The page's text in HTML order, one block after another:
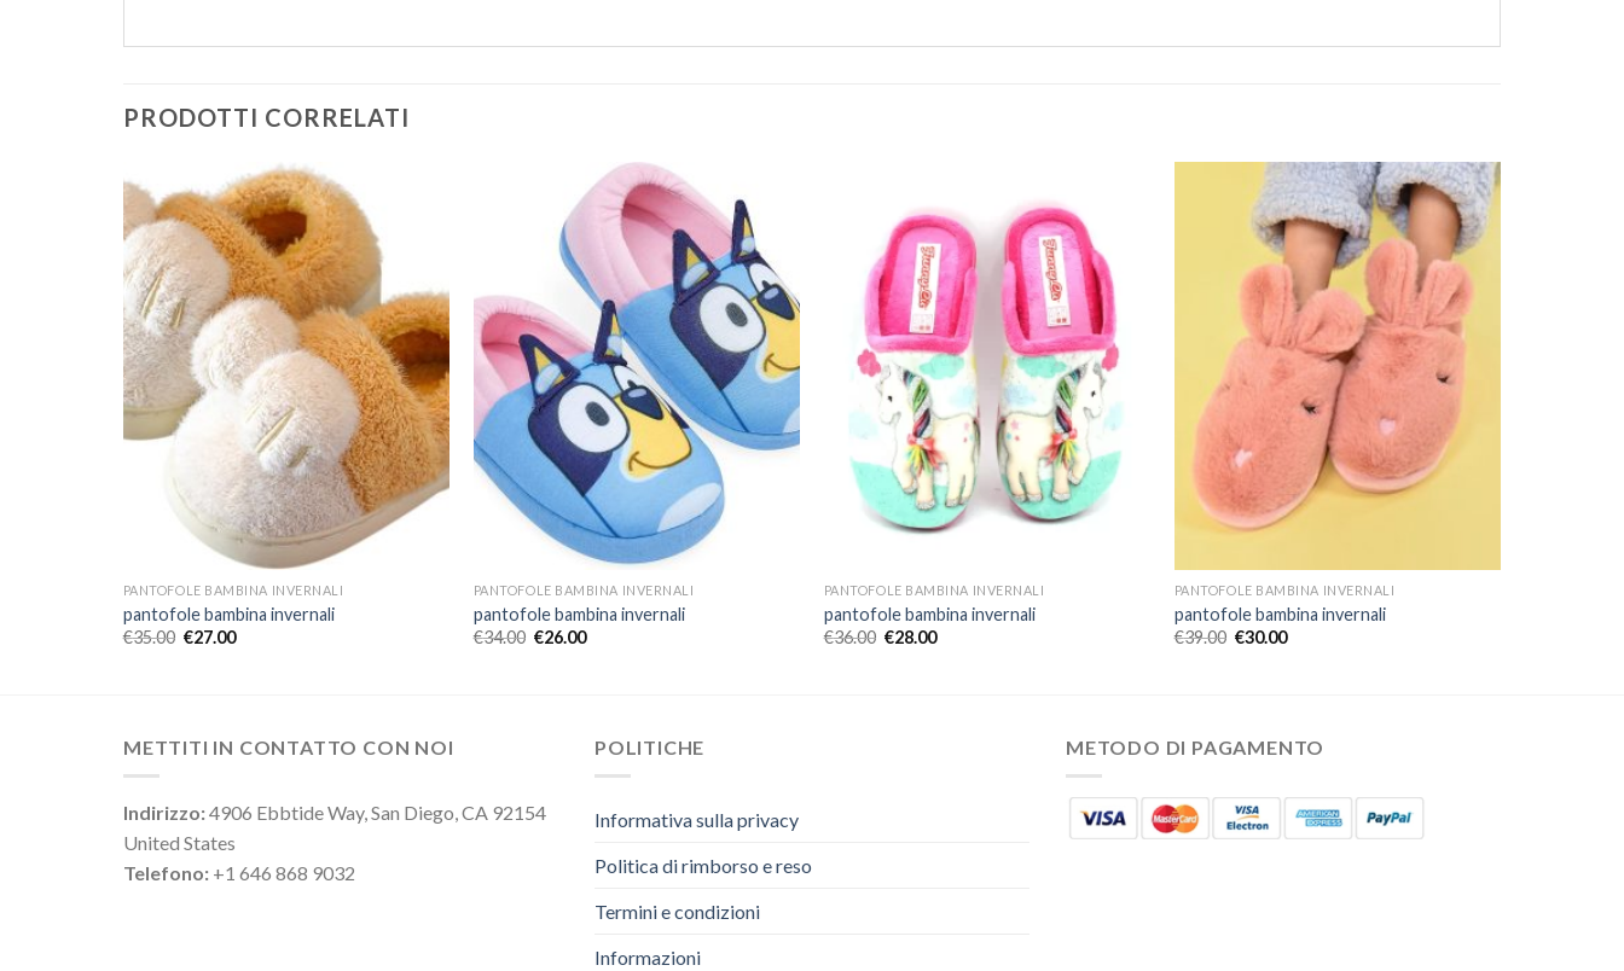
PRODOTTI CORRELATI
PANTOFOLE BAMBINA INVERNALI
pantofole bambina invernali
€35.00 €27.00
PANTOFOLE BAMBINA INVERNALI
pantofole bambina invernali
€34.00 €26.00
PANTOFOLE BAMBINA INVERNALI
pantofole bambina invernali
€36.00 €28.00
PANTOFOLE BAMBINA INVERNALI
pantofole bambina invernali
€39.00 €30.00
METTITI IN CONTATTO CON NOI
Indirizzo:4906 Ebbtide Way, San Diego, CA 92154
United States
Telefono: +1 646 868 9032
POLITICHE
Informativa sulla privacy
Politica di rimborso e reso
Termini e condizioni
Informazioni
METODO DI PAGAMENTO